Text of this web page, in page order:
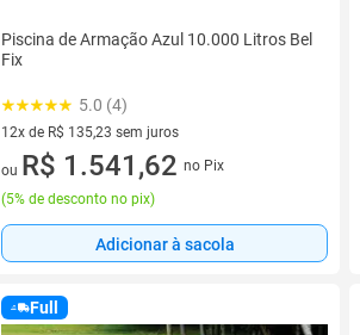
Piscina de Armação Azul 10.000 Litros Bel
Fix
5.0 (4)
12x de R$ 135,23 sem juros
12 vez de R$ 135,23 sem juros
ou R$ 1.541,62 no Pix
(5% de desconto no pix)
Adicionar à sacola
Full